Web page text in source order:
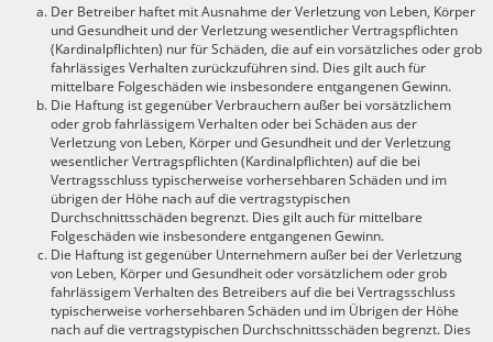
Der Betreiber haftet mit Ausnahme der Verletzung von Leben, Körper
und Gesundheit und der Verletzung wesentlicher Vertragspflichten
(Kardinalpflichten) nur für Schäden, die auf ein vorsätzliches oder grob
fahrlässiges Verhalten zurückzuführen sind. Dies gilt auch für
mittelbare Folgeschäden wie insbesondere entgangenen Gewinn.
Die Haftung ist gegenüber Verbrauchern außer bei vorsätzlichem
oder grob fahrlässigem Verhalten oder bei Schäden aus der
Verletzung von Leben, Körper und Gesundheit und der Verletzung
wesentlicher Vertragspflichten (Kardinalpflichten) auf die bei
Vertragsschluss typischerweise vorhersehbaren Schäden und im
übrigen der Höhe nach auf die vertragstypischen
Durchschnittsschäden begrenzt. Dies gilt auch für mittelbare
Folgeschäden wie insbesondere entgangenen Gewinn.
Die Haftung ist gegenüber Unternehmern außer bei der Verletzung
von Leben, Körper und Gesundheit oder vorsätzlichem oder grob
fahrlässigem Verhalten des Betreibers auf die bei Vertragsschluss
typischerweise vorhersehbaren Schäden und im Übrigen der Höhe
nach auf die vertragstypischen Durchschnittsschäden begrenzt. Dies